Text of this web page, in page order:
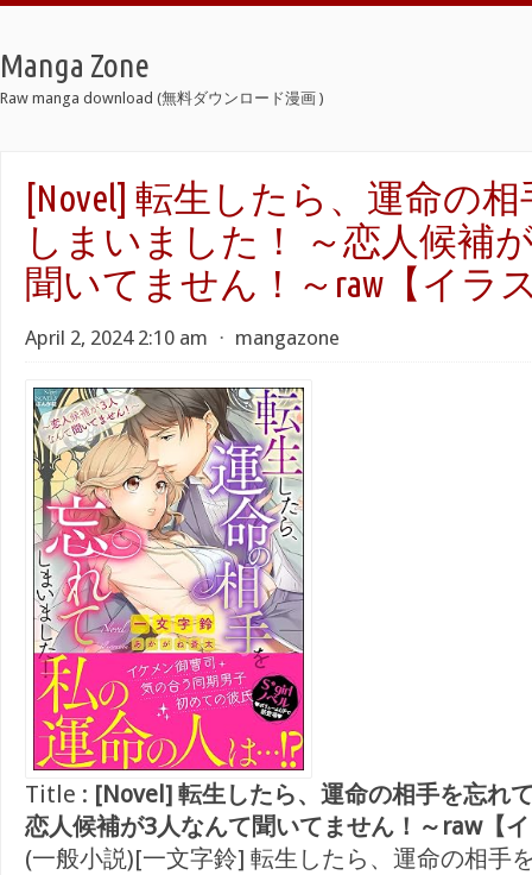
Manga Zone
Raw manga download (無料ダウンロード漫画 )
[Novel] 転生したら、運命の
しまいました！ ～恋人候補
聞いてません！～raw【イラ
April 2, 2024 2:10 am ⋅ mangazone
Title : [Novel] 転生したら、運命の相手を忘れ
恋人候補が3人なんて聞いてません！～raw【
(一般小説)[一文字鈴] 転生したら、運命の相手